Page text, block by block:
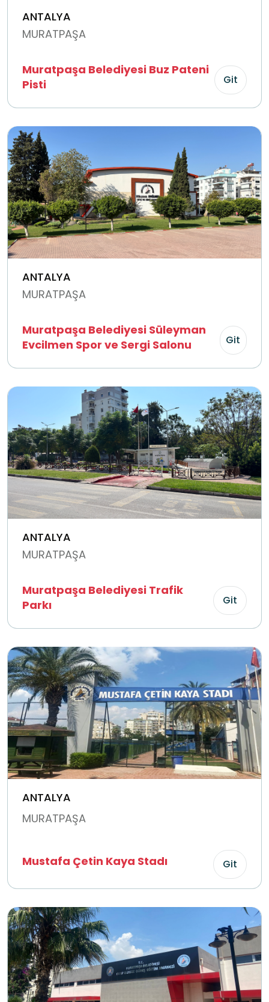
ANTALYA
MURATPAŞA
Muratpaşa Belediyesi Buz Pateni
Pisti
Git
ANTALYA
MURATPAŞA
Muratpaşa Belediyesi Süleyman
Evcilmen Spor ve Sergi Salonu
Git
ANTALYA
MURATPAŞA
Muratpaşa Belediyesi Trafik
Parkı
Git
ANTALYA
MURATPAŞA
Mustafa Çetin Kaya Stadı Git